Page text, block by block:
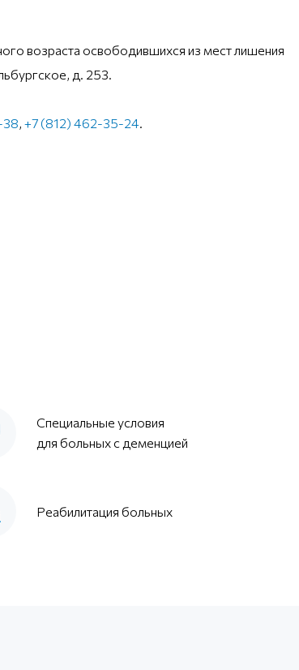
возраста освободившихся из мест лишения
д. 253.
38, +7 (812) 462-35-24.
Специальные условия
для больных с деменцией
Реабилитация больных